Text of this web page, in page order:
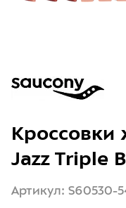
Кроссовки
Jazz Triple
Артикул: S60530-